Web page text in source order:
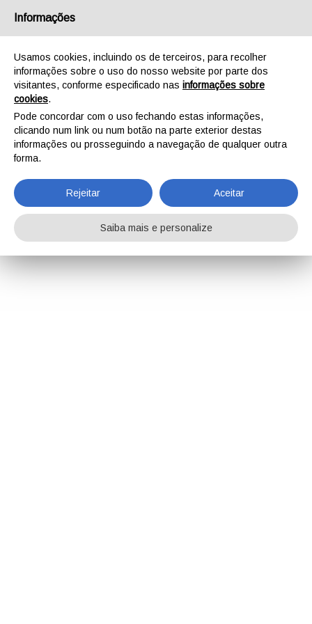
Informações
Usamos cookies, incluindo os de terceiros, para recolher
informações sobre o uso do nosso website por parte dos
visitantes, conforme especificado nas informações sobre
cookies.
Pode concordar com o uso fechando estas informações,
clicando num link ou num botão na parte exterior destas
informações ou prosseguindo a navegação de qualquer outra
forma.
Rejeitar Aceitar
Saiba mais e personalize